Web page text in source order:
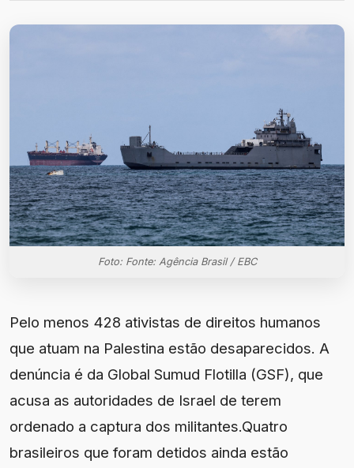
Foto: Fonte: Agência Brasil / EBC
Pelo menos 428 ativistas de direitos humanos
que atuam na Palestina estão desaparecidos. A
denúncia é da Global Sumud Flotilla (GSF), que
acusa as autoridades de Israel de terem
ordenado a captura dos militantes.Quatro
brasileiros que foram detidos ainda estão